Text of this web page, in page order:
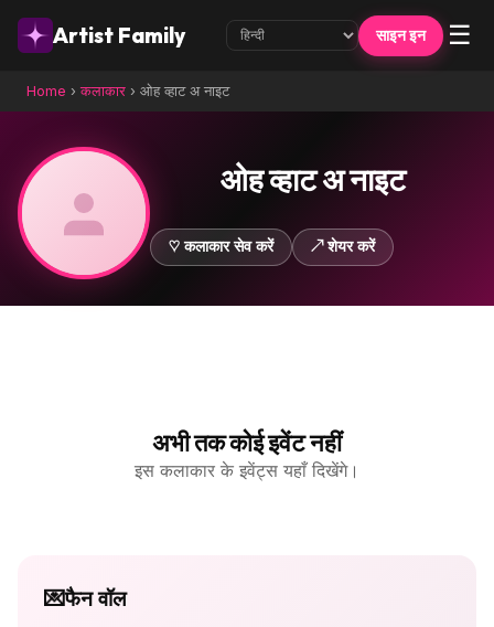
Artist Family साइन इन ☰
Home ›कलाकार › ओह व्हाट अ नाइट
ओह व्हाट अ नाइट
♡ कलाकार सेव करें ↗ शेयर करें
अभी तक कोई इवेंट नहीं
इस कलाकार के इवेंट्स यहाँ दिखेंगे।
💌फैन वॉल